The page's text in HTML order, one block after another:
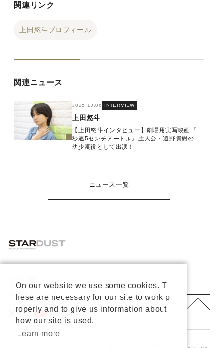
関連リンク
上田悠斗プロフィール
関連ニュース
2025.10.06 INTERVIEW
上田悠斗
【上田悠斗インタビュー】劇場用実写映画『
秒速5センチメートル』主人公・遠野貴樹の
幼少期役として出演！
ニュース一覧
プライバシーポリシー
重要なお知らせ
お問い合わせ
About Us
公式X
公式Youtube
On our website we use some cookies. T
hese are necessary for our site to work p
roperly and to give us information about
how our site is used.
Learn more